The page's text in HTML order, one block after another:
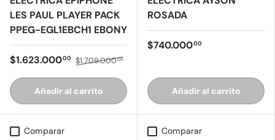
LES PAUL PLAYER PACK
PPEG-EGL1EBCH1 EBONY
$1.623.00000 $1.709.00000
Añadir al carrito
ROSADA
$740.00000
Añadir al carrito
Comparar Comparar